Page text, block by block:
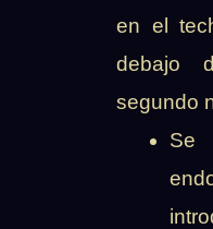
en el
debajo
segundo
Se